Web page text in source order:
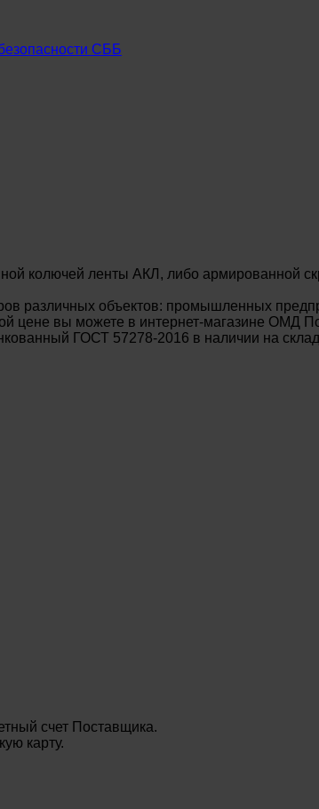
СББ
колючей ленты АКЛ, либо армированной
различных объектов: промышленных
цене вы можете в интернет-магазине ОМД
ГОСТ 57278-2016 в наличии на
счет Поставщика.
карту.